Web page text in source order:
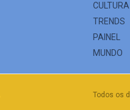
CULTURA
TRENDS
PAINEL
MUNDO
Todos os